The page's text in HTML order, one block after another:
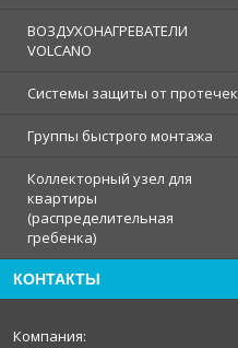
ВОЗДУХОНАГРЕВАТЕЛИ
VOLCANO
Системы защиты от протечек
Группы быстрого монтажа
Коллекторный узел для
квартиры
(распределительная
гребенка)
КОНТАКТЫ